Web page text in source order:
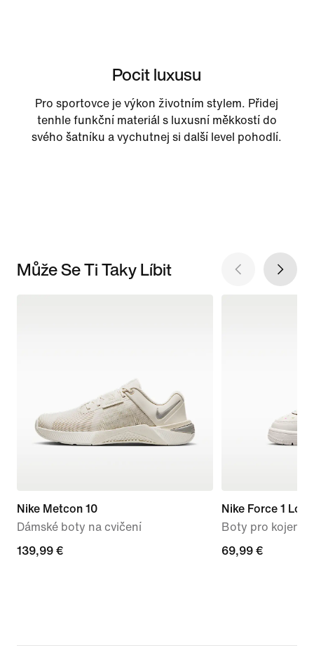
Pocit luxusu
Pro sportovce je výkon životním stylem. Přidej
tenhle funkční materiál s luxusní měkkostí do
svého šatníku a vychutnej si další level pohodlí.
Může Se Ti Taky Líbit
Nike Metcon 10
Dámské boty na cvičení
139,99 €
139,99 €
Nike Force 1 Low
Boty pro
69,99 €
69,99 €